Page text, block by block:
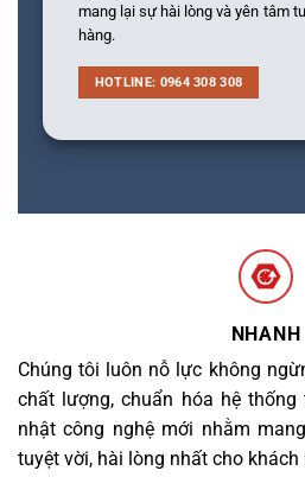
mang lại sự hài lòng và yên tâm
hàng.
HOTLINE: 0964 308 308
NHANH
Chúng tôi luôn nỗ lực không
chất lượng, chuẩn hóa hệ thống
nhật công nghệ mới nhằm
tuyệt vời, hài lòng nhất cho khách